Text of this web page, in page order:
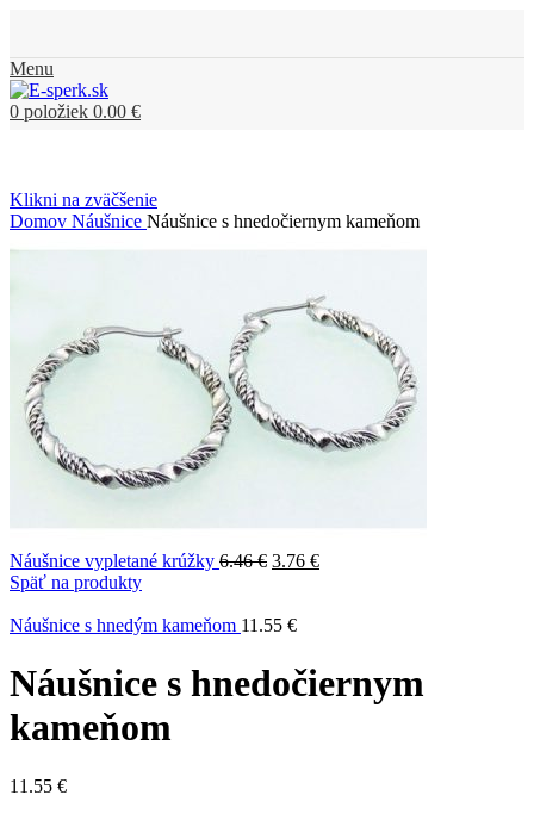
Menu
0 položiek 0.00 €
Klikni na zväčšenie
Domov Náušnice Náušnice s hnedočiernym kameňom
Náušnice vypletané krúžky 6.46€ 3.76 €
Späť na produkty
Náušnice s hnedým kameňom 11.55 €
Náušnice s hnedočiernym
kameňom
11.55 €